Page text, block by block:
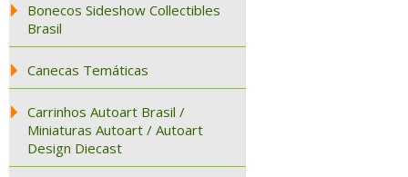
Bonecos Sideshow Collectibles
Brasil
Canecas Temáticas
Carrinhos Autoart Brasil /
Miniaturas Autoart / Autoart
Design Diecast